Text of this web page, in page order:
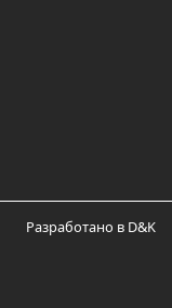
Разработано в D&K